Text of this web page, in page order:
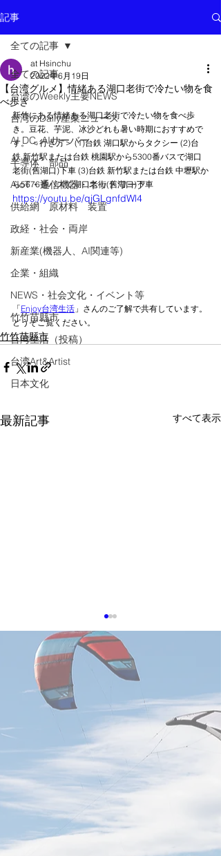
記事
全ての記事
台湾のWeekly主要NEWS
台湾のDaily産業ニュース
AI DC, AIサーバー
半導体 部品
AIoT・通信機器・ネットワーク
供給網 原材料 装置
政経・社会・両岸
新産業(機器人、AI関連等)
企業・組織
NEWS・社会文化・イベント等
竹竹苗縣市
台湾生活（投稿）
台湾Art&Artist
日本文化
全ての記事
【台湾グルメ】情緒ある湖口老街で冷たい物を食
べ歩き
at Hsinchu
2022年6月19日
新竹にある情緒ある湖口老街で冷たい物を食べ歩
き。豆花、芋泥、冰沙どれも暑い時期におすすめで
す。 ＜行き方＞ (1)台鉄 湖口駅からタクシー (2)台
鉄 新竹駅または台鉄 桃園駅から5300番バスで湖口
老街(舊湖口)下車 (3)台鉄 新竹駅または台鉄 中壢駅か
ら5676番バスで湖口老街(舊湖口)下車
https://youtu.be/qjGLgnfdWl4
「Enjoy台湾生活 」さんのご了解で共有しています。
どうぞご覧ください。
竹竹苗縣市
最新記事 すべて表示
2023築愛音樂會@新竹演
藝廳 木樓合唱團 李讓